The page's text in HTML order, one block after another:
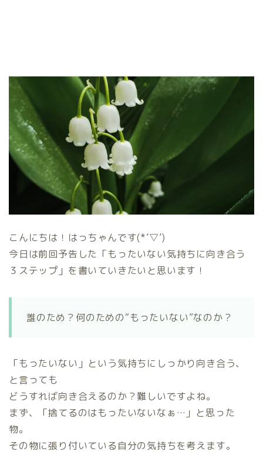
こんにちは！はっちゃんです(*’▽’)
今日は前回予告した「もったいない気持ちに向き合う
３ステップ」を書いていきたいと思います！
誰のため？何のための“もったいない”なのか？
「もったいない」という気持ちにしっかり向き合う、
と言っても
どうすれば向き合えるのか？難しいですよね。
まず、「捨てるのはもったいないなぁ…」と思った
物。
その物に張り付いている自分の気持ちを考えます。